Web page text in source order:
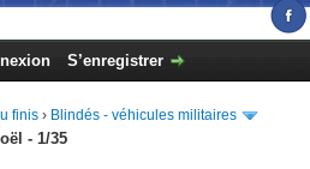
S’enregistrer
finis › Blindés - véhicules militaires
- 1/35